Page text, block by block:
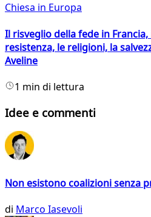
Chiesa in Europa
Il risveglio della fede in
resistenza, le religioni, la
Aveline
1 min di lettura
Idee e commenti
Non esistono coalizioni senza
di Marco Iasevoli